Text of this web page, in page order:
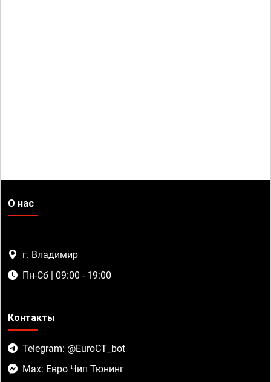
О нас
г. Владимир
Пн-Сб | 09:00 - 19:00
Контакты
Telegram: @EuroCT_bot
Max: Евро Чип Тюнинг